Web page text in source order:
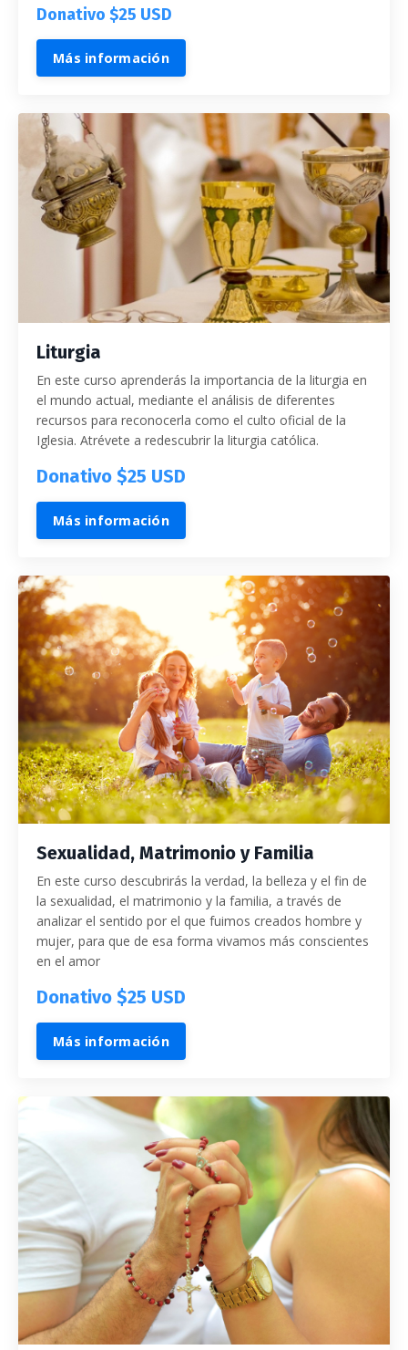
Donativo $25 USD
Más información
Liturgia
En este curso aprenderás la importancia de la liturgia en
el mundo actual, mediante el análisis de diferentes
recursos para reconocerla como el culto oficial de la
Iglesia. Atrévete a redescubrir la liturgia católica.
Donativo $25 USD
Más información
Sexualidad, Matrimonio y Familia
En este curso descubrirás la verdad, la belleza y el fin de
la sexualidad, el matrimonio y la familia, a través de
analizar el sentido por el que fuimos creados hombre y
mujer, para que de esa forma vivamos más conscientes
en el amor
Donativo $25 USD
Más información